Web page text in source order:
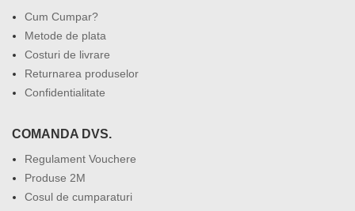
Cum Cumpar?
Metode de plata
Costuri de livrare
Returnarea produselor
Confidentialitate
COMANDA DVS.
Regulament Vouchere
Produse 2M
Cosul de cumparaturi